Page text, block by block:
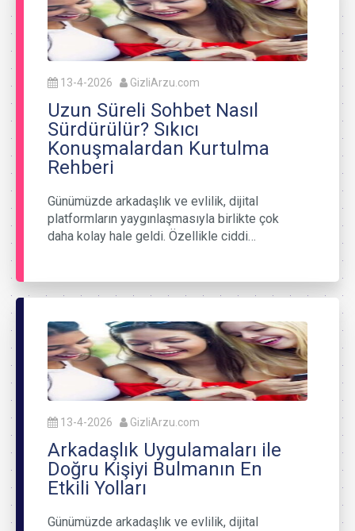
13-4-2026 GizliArzu.com
Uzun Süreli Sohbet Nasıl
Sürdürülür? Sıkıcı
Konuşmalardan Kurtulma
Rehberi
Günümüzde arkadaşlık ve evlilik, dijital
platformların yaygınlaşmasıyla birlikte çok
daha kolay hale geldi. Özellikle ciddi…
13-4-2026 GizliArzu.com
Arkadaşlık Uygulamaları ile
Doğru Kişiyi Bulmanın En
Etkili Yolları
Günümüzde arkadaşlık ve evlilik, dijital